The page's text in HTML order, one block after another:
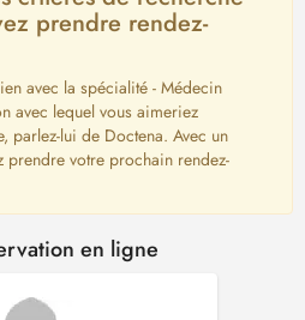
prendre rendez-
avec la spécialité - Médecin
avec lequel vous aimeriez
parlez-lui de Doctena. Avec un
prendre votre prochain rendez-
en ligne